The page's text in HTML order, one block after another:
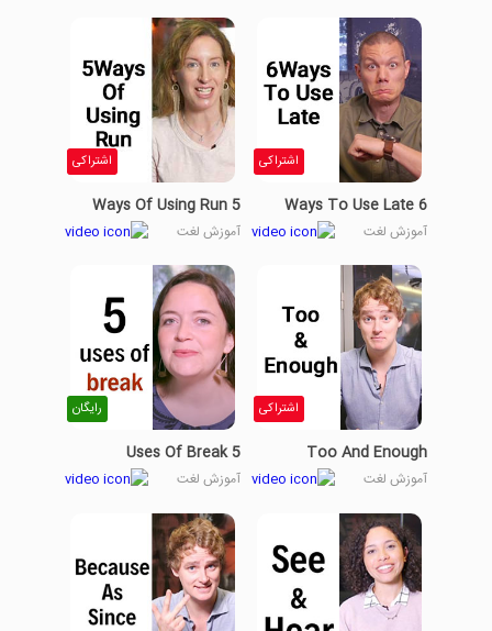
اشتراکی
6 Ways To Use Late
آموزش لغت
اشتراکی
5 Ways Of Using Run
آموزش لغت
اشتراکی
Too And Enough
آموزش لغت
رایگان
5 Uses Of Break
آموزش لغت